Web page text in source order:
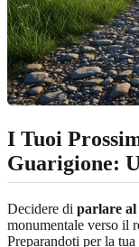
I Tuoi
Guarigione:
Decidere di parlare al
monumentale verso il
Preparandoti per la